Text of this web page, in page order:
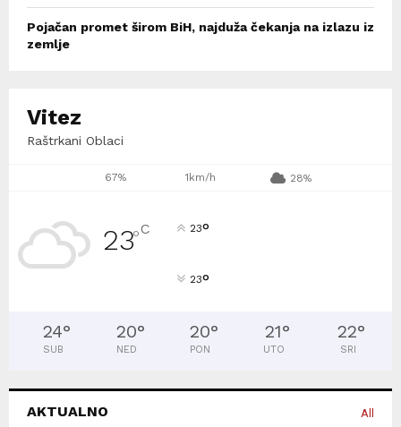
Pojačan promet širom BiH, najduža čekanja na izlazu iz
zemlje
Vitez
Raštrkani Oblaci
67% 1km/h 28%
23°C 23°
23°
24°
SUB
20°
NED
20°
PON
21°
UTO
22°
SRI
AKTUALNO All